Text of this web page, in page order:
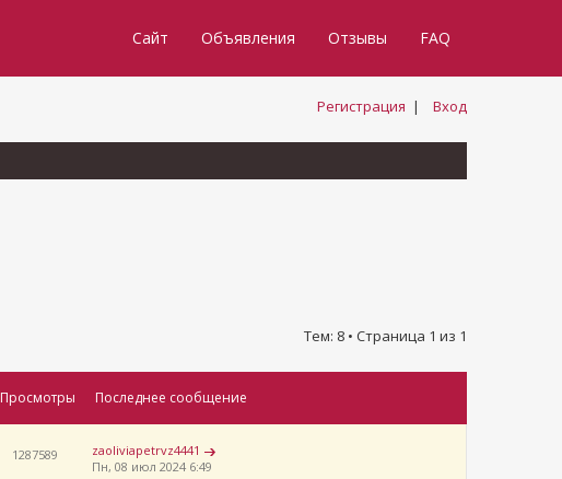
Сайт Объявления Отзывы FAQ
Регистрация | Вход
Тем: 8 • Страница 1 из 1
Просмотры Последнее сообщение
1287589
zaoliviapetrvz4441
Пн, 08 июл 2024 6:49